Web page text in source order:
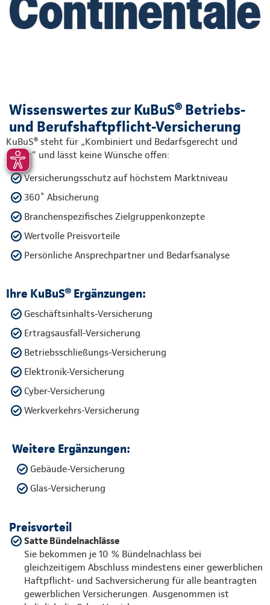
Wissenswertes zur KuBuS® Betriebs-
und Berufshaftpflicht-Versicherung
KuBuS® steht für „Kombiniert und Bedarfsgerecht und
Sicher“ und lässt keine Wünsche offen:
Versicherungsschutz auf höchstem Marktniveau
360˚ Absicherung
Branchenspezifisches Zielgruppenkonzepte
Wertvolle Preisvorteile
Persönliche Ansprechpartner und Bedarfsanalyse
Ihre KuBuS® Ergänzungen:
Geschäftsinhalts-Versicherung
Ertragsausfall-Versicherung
Betriebsschließungs-Versicherung
Elektronik-Versicherung
Cyber-Versicherung
Werkverkehrs-Versicherung
Weitere Ergänzungen:
Gebäude-Versicherung
Glas-Versicherung
Preisvorteil
Satte Bündelnachlässe
Sie bekommen je 10 % Bündelnachlass bei
gleichzeitigem Abschluss mindestens einer gewerblichen
Haftpflicht- und Sachversicherung für alle beantragten
gewerblichen Versicherungen. Ausgenommen ist